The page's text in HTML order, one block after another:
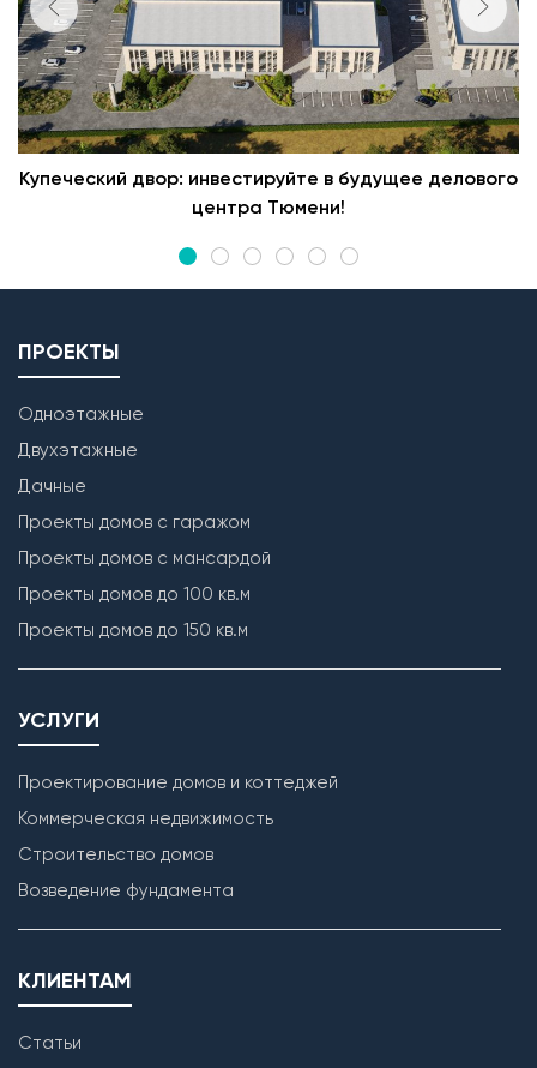
Купеческий двор: инвестируйте в будущее делового
центра Тюмени!
ПРОЕКТЫ
Одноэтажные
Двухэтажные
Дачные
Проекты домов с гаражом
Проекты домов с мансардой
Проекты домов до 100 кв.м
Проекты домов до 150 кв.м
УСЛУГИ
Проектирование домов и коттеджей
Коммерческая недвижимость
Строительство домов
Возведение фундамента
КЛИЕНТАМ
Статьи